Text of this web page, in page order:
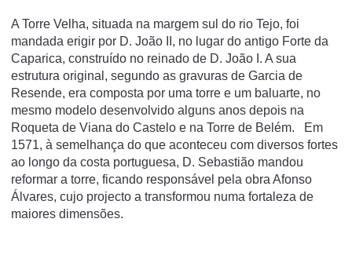
A Torre Velha, situada na margem sul do rio Tejo, foi
mandada erigir por D. João II, no lugar do antigo Forte da
Caparica, construído no reinado de D. João I. A sua
estrutura original, segundo as gravuras de Garcia de
Resende, era composta por uma torre e um baluarte, no
mesmo modelo desenvolvido alguns anos depois na
Roqueta de Viana do Castelo e na Torre de Belém. Em
1571, à semelhança do que aconteceu com diversos fortes
ao longo da costa portuguesa, D. Sebastião mandou
reformar a torre, ficando responsável pela obra Afonso
Álvares, cujo projecto a transformou numa fortaleza de
maiores dimensões.